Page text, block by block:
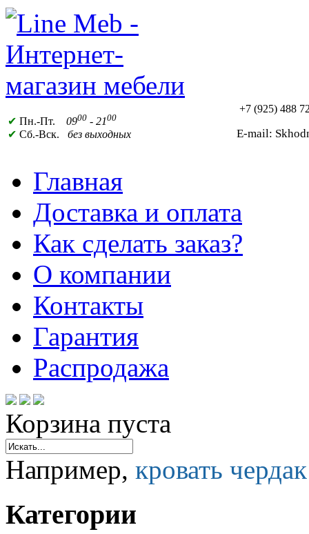
✔ Пн.-Пт. 0900 - 2100
✔ Сб.-Вск. без выходных
+7 (925) 488
E-mail:
Главная
Доставка и оплата
Как сделать заказ?
О компании
Контакты
Гарантия
Распродажа
Корзина пуста
Например, кровать
Категории